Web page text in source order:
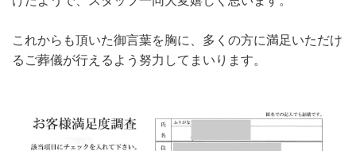
これからも頂いた御言葉を胸に、多くの方に満足いただけ
るご葬儀が行えるよう努力してまいります。